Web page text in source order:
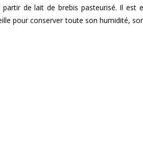
de lait de brebis pasteurisé. Il est
pour conserver toute son humidité,